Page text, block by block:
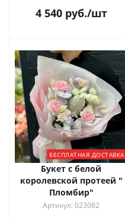
4 540руб./шт
БЕСПЛАТНАЯ ДОСТАВКА
Букет с белой
королевской протеей "
Пломбир"
Артикул: 023082